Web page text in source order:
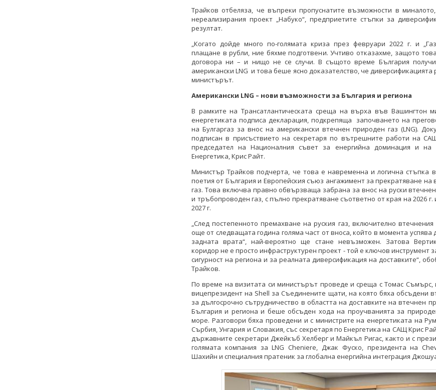
Трайков отбеляза, че въпреки пропуснатите възможности в
нереализирания проект „Набуко“, предприетите стъпки за
резултат.
„Когато дойде много по-голямата криза през февруари 2022 г. и
плащане в рубли, ние бяхме подготвени. Учтиво отказахме, защото
договора ни – и нищо не се случи. В същото време България
американски LNG и това беше ясно доказателство, че диверсификацията
министърът.
Американски LNG – нови възможности за България и региона
В рамките на Трансатлантическата среща на върха във Вашингтон
енергетиката подписа декларация, подкрепяща започването на
на Булгаргаз за внос на американски втечнен природен газ (LNG).
подписан в присъствието на секретаря по вътрешните работи на
председател на Националния съвет за енергийна доминация и на
Енергетика, Крис Райт.
Министър Трайков подчерта, че това е навременна и логична стъпка
поетия от България и Европейския съюз ангажимент за прекратяване на
газ. Това включва правно обвързваща забрана за внос на руски
и тръбопроводен газ, с пълно прекратяване съответно от края на 2026 г.
2027 г.
„След постепенното премахване на руския газ, включително втечнения
още от следващата година голяма част от вноса, който в момента успява
задната врата“, най-вероятно ще стане невъзможен. Затова
коридор не е просто инфраструктурен проект - той е ключов инструмент
сигурност на региона и за реалната диверсификация на доставките“,
Трайков.
По време на визитата си министърът проведе и среща с Томас Съмърс,
вицепрезидент на Shell за Съединените щати, на която бяха обсъдени
за дългосрочно сътрудничество в областта на доставките на втечнен
България и региона и беше обсъден хода на проучванията за
море. Разговори бяха проведени и с министрите на енергетиката на
Сърбия, Унгария и Словакия, със секретаря по Енергетика на САЩ Крис
държавните секретари Джейкъб Хелберг и Майкъл Ригас, както и с
голямата компания за LNG Cheniere, Джак Фуско, президента на
Шахийн и специалния пратеник за глобална енергийна интеграция